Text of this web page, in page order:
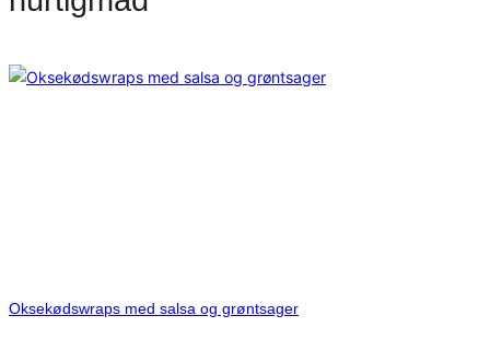
Oksekødswraps med salsa og grøntsager